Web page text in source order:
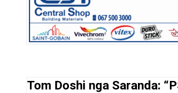
Tom Doshi nga Saranda: